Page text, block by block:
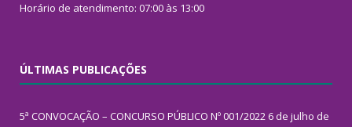
Horário de atendimento: 07:00 às 13:00
ÚLTIMAS PUBLICAÇÕES
5ª CONVOCAÇÃO – CONCURSO PÚBLICO Nº 001/2022 6 de julho de